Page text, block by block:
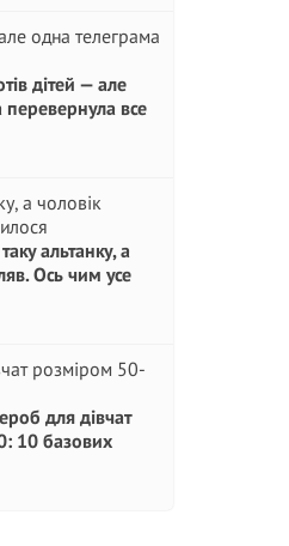
дітей — але
все
альтанку, а
Ось чим усе
для дівчат
10 базових